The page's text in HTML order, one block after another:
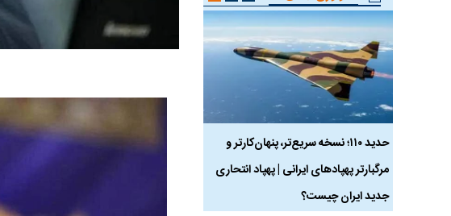
حدید ۱۱۰؛ نسخه سریع‌تر، پنهان‌کارتر و
مرگبارتر پهپادهای ایرانی | پهپاد انتحاری
جدید ایران چیست؟
هواپیمای مرموز E-11A BACN چیست؟